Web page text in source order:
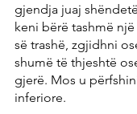
gjendja juaj
keni bërë tashmë
së trashë, zgjidhni
shumë të thjeshtë
gjerë. Mos u
inferiore.